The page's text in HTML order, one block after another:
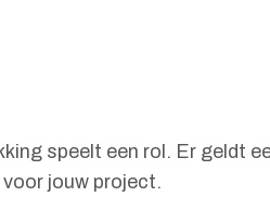
speelt een rol. Er geldt
jouw project.